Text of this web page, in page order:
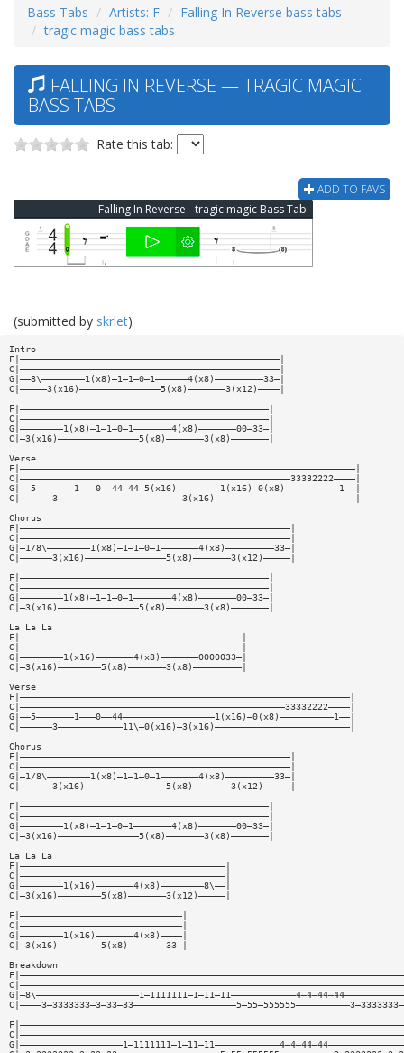
Bass Tabs Artists: F
Falling In Reverse bass tabs
tragic magic bass tabs
FALLING IN REVERSE — TRAGIC MAGIC
BASS TABS
Rate this tab:
ADD TO FAVS
Falling In Reverse - tragic magic Bass Tab
(submitted by skrlet)
Intro
F|————————————————————————————————————————————————|
C|————————————————————————————————————————————————|
G|——8\————————1(x8)—1—1—0—1——————4(x8)—————————33—|
C|—————3(x16)———————————————5(x8)———————3(x12)————|
F|——————————————————————————————————————————————|
C|——————————————————————————————————————————————|
G|————————1(x8)—1—1—0—1———————4(x8)———————00—33—|
C|—3(x16)———————————————5(x8)———————3(x8)———————|
Verse
F|——————————————————————————————————————————————————————————————|
C|——————————————————————————————————————————————————33332222————|
G|——5———————1———0——44—44—5(x16)————————1(x16)—0(x8)——————————1——|
C|——————3———————————————————————3(x16)——————————————————————————|
Chorus
F|——————————————————————————————————————————————————|
C|——————————————————————————————————————————————————|
G|—1/8\————————1(x8)—1—1—0—1———————4(x8)—————————33—|
C|——————3(x16)———————————————5(x8)———————3(x12)—————|
F|——————————————————————————————————————————————|
C|——————————————————————————————————————————————|
G|————————1(x8)—1—1—0—1———————4(x8)———————00—33—|
C|—3(x16)———————————————5(x8)———————3(x8)———————|
La La La
F|—————————————————————————————————————————|
C|—————————————————————————————————————————|
G|————————1(x16)———————4(x8)———————0000033—|
C|—3(x16)————————5(x8)———————3(x8)—————————|
Verse
F|—————————————————————————————————————————————————————————————|
C|—————————————————————————————————————————————————33332222————|
G|——5———————1———0——44—————————————————1(x16)—0(x8)——————————1——|
C|——————3————————————11\—0(x16)—3(x16)—————————————————————————|
Chorus
F|——————————————————————————————————————————————————|
C|——————————————————————————————————————————————————|
G|—1/8\————————1(x8)—1—1—0—1———————4(x8)—————————33—|
C|——————3(x16)———————————————5(x8)———————3(x12)—————|
F|——————————————————————————————————————————————|
C|——————————————————————————————————————————————|
G|————————1(x8)—1—1—0—1———————4(x8)———————00—33—|
C|—3(x16)———————————————5(x8)———————3(x8)———————|
La La La
F|——————————————————————————————————————|
C|——————————————————————————————————————|
G|————————1(x16)———————4(x8)————————8\——|
C|—3(x16)————————5(x8)———————3(x12)—————|
F|——————————————————————————————|
C|——————————————————————————————|
G|————————1(x16)———————4(x8)————|
C|—3(x16)————————5(x8)———————33—|
Breakdown